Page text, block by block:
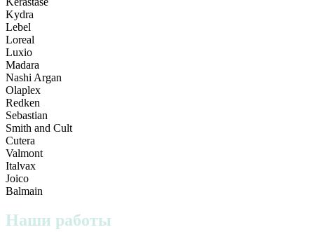
Kydra
Lebel
Loreal
Luxio
Madara
Nashi Argan
Olaplex
Redken
Sebastian
Smith and Cult
Cutera
Valmont
Italvax
Joico
Balmain
Наши работы